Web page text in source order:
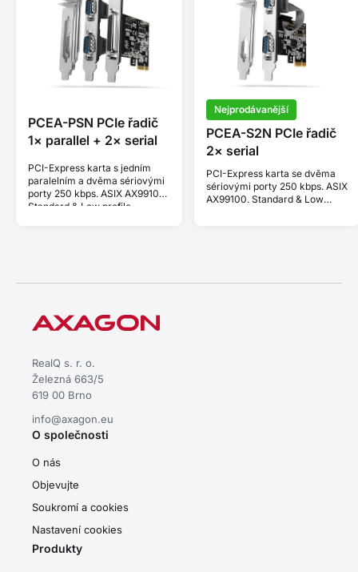
PCEA-PSN PCIe řadič
1× parallel + 2× serial
PCI-Express karta s jedním
paralelním a dvěma sériovými
porty 250 kbps. ASIX AX99100.
Standard & Low profile.
Nejprodávanější
PCEA-S2N PCIe řadič
2× serial
PCI-Express karta se dvěma
sériovými porty 250 kbps. ASIX
AX99100. Standard & Low
RealQ s. r. o.
Železná 663/5
619 00 Brno
info@axagon.eu
O společnosti
O nás
Objevujte
Soukromí a cookies
Nastavení cookies
Produkty